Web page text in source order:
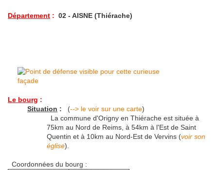
Département : 02 - AISNE (Thiérache)
Le bourg :
Situation : (--> le voir sur une carte)
La commune d'Origny en Thiérache est située à
75km au Nord de Reims, à 54km à l'Est de Saint
Quentin et à 10km au Nord-Est de Vervins (voir son
église).
Coordonnées du bourg :